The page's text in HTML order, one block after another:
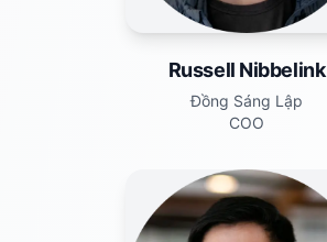
Russell Nibbelink
Đồng Sáng Lập
COO